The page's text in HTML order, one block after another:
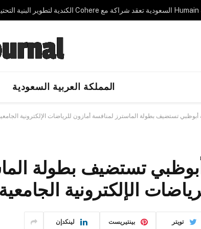
المملكة العربية السعودية
أبوظبي تستضيف بطولة الماسترز لمنافسة أمازون للرياضات الإلكترونية
تستضيف بطولة
الإلكترونية الجامعية
تويتر بينتيريست لينكدإن